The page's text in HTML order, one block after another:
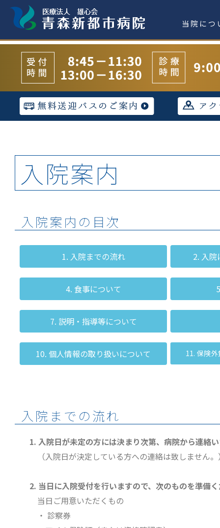
当院につ
入院案内
入院案内の目次
1. 入院までの流れ
4. 食事について
7. 説明・指導等について
10. 個人情報の取り扱いについて
2. 入
11. 保険
入院までの流れ
1. 入院日が未定の方には決まり次第、病院から連絡
（入院日が決定している方への連絡は致しません
2. 当日に入院受付を行いますので、次のものを準備
当日ご用意いただくもの
・ 診察券